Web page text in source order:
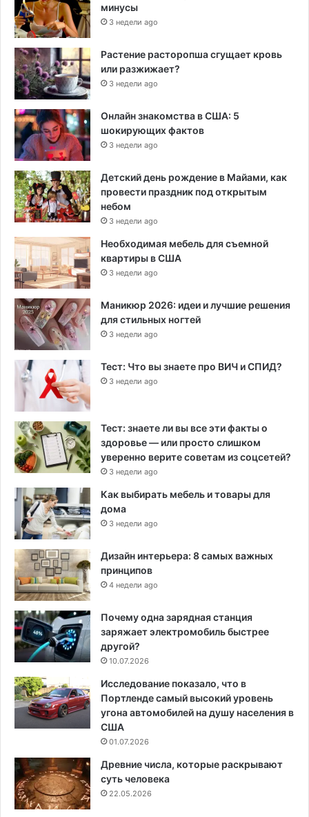
минусы
3 недели ago
Растение расторопша сгущает кровь
или разжижает?
3 недели ago
Онлайн знакомства в США: 5
шокирующих фактов
3 недели ago
Детский день рождение в Майами, как
провести праздник под открытым
небом
3 недели ago
Необходимая мебель для съемной
квартиры в США
3 недели ago
Маникюр 2026: идеи и лучшие решения
для стильных ногтей
3 недели ago
Тест: Что вы знаете про ВИЧ и СПИД?
3 недели ago
Тест: знаете ли вы все эти факты о
здоровье — или просто слишком
уверенно верите советам из соцсетей?
3 недели ago
Как выбирать мебель и товары для
дома
3 недели ago
Дизайн интерьера: 8 самых важных
принципов
4 недели ago
Почему одна зарядная станция
заряжает электромобиль быстрее
другой?
10.07.2026
Исследование показало, что в
Портленде самый высокий уровень
угона автомобилей на душу населения в
США
01.07.2026
Древние числа, которые раскрывают
суть человека
22.05.2026